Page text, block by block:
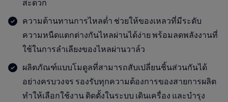
สะดวก
ความต้านทานการไหลต่ำ ช่วยให้ของเหลวที่มีระดับ
ความหนืดแตกต่างกันไหลผ่านได้ง่าย พร้อมลดพลังงานที่
ใช้ในการลำเลียงของไหลผ่านวาล์ว
ผลิตภัณฑ์แบบโมดูลที่สามารถสับเปลี่ยนชิ้นส่วนกันได้
อย่างครบวงจร รองรับทุกความต้องการของสายการผลิต
ทำให้เลือกใช้งาน ติดตั้งในระบบ เดินเครื่อง และบำรุง